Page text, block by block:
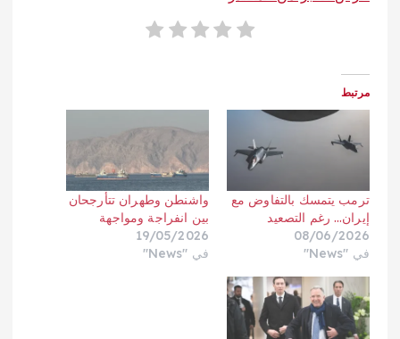
مرتبط
ترمب يتمسك بالتفاوض مع
إيران… رغم التصعيد
08/06/2026
في "News"
واشنطن وطهران تتأرجحان
بين انفراجة ومواجهة
19/05/2026
في "News"